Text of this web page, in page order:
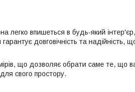
легко впишеться в будь-який
довговічність та надійність,
що дозволяє обрати саме те, що
свого простору.